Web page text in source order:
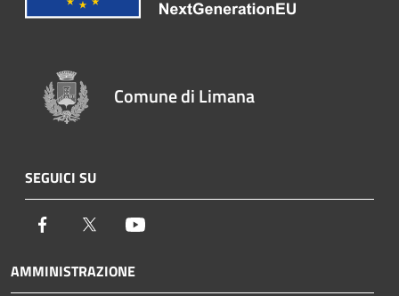
Comune di Limana
SEGUICI SU
Facebook Twitter
AMMINISTRAZIONE